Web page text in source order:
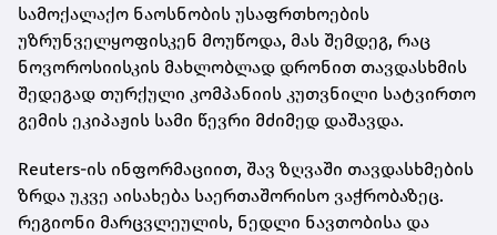
სამოქალაქო ნაოსნობის უსაფრთხოების
უზრუნველყოფისკენ მოუწოდა, მას შემდეგ, რაც
ნოვოროსიისკის მახლობლად დრონით თავდასხმის
შედეგად თურქული კომპანიის კუთვნილი სატვირთო
გემის ეკიპაჟის სამი წევრი მძიმედ დაშავდა.
Reuters-ის ინფორმაციით, შავ ზღვაში თავდასხმების
ზრდა უკვე აისახება საერთაშორისო ვაჭრობაზეც.
რეგიონი მარცვლეულის, ნედლი ნავთობისა და